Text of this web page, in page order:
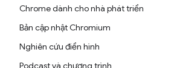
Chrome dành cho nhà phát triển
Bản cập nhật Chromium
Nghiên cứu điển hình
Podcast và chương trình